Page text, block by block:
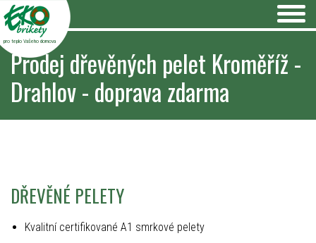
pro teplo Vašeho domova
Prodej dřevěných pelet Kroměříž -
Drahlov - doprava zdarma
DŘEVĚNÉ PELETY
Kvalitní certifikované A1 smrkové pelety